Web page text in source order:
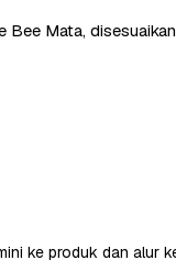
Bee Mata,
ke produk dan alur